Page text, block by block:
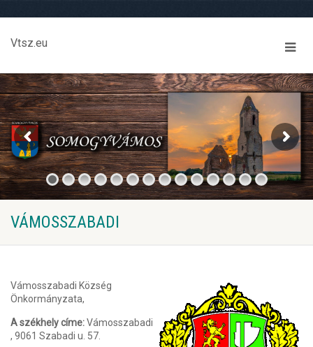
Vtsz.eu
VÁMOSSZABADI
Vámosszabadi Község
Önkormányzata,
A székhely címe:Vámosszabadi
, 9061 Szabadi u. 57.